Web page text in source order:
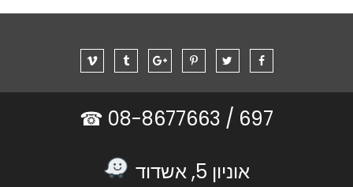
697 /
אוניון 5, אשדוד